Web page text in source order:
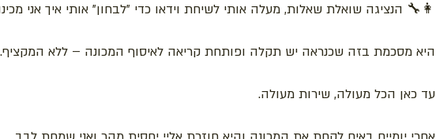
👩‍🔧 הנציגה שואלת שאלות, מעלה אותי לשיחת וידאו כדי "לבחון" אותי איך אני
היא מסכמת בזה שכנראה יש תקלה ופותחת קריאה לאיסוף המכונה – ללא המקציף.
עד כאן הכל מעולה, שירות מעולה.